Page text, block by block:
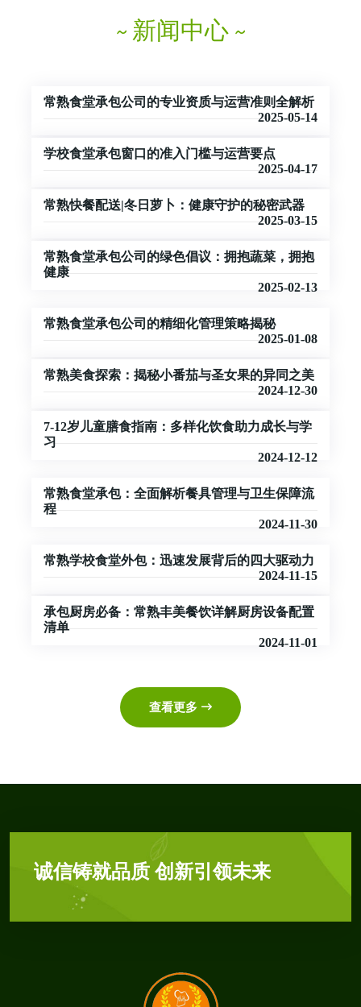
新闻中心
常熟食堂承包公司的专业资质与运营准则全解析
2025-05-14
学校食堂承包窗口的准入门槛与运营要点
2025-04-17
常熟快餐配送|冬日萝卜：健康守护的秘密武器
2025-03-15
常熟食堂承包公司的绿色倡议：拥抱蔬菜，拥抱
健康
2025-02-13
常熟食堂承包公司的精细化管理策略揭秘
2025-01-08
常熟美食探索：揭秘小番茄与圣女果的异同之美
2024-12-30
7-12岁儿童膳食指南：多样化饮食助力成长与学
习
2024-12-12
常熟食堂承包：全面解析餐具管理与卫生保障流
程
2024-11-30
常熟学校食堂外包：迅速发展背后的四大驱动力
2024-11-15
承包厨房必备：常熟丰美餐饮详解厨房设备配置
清单
2024-11-01
查看更多
诚信铸就品质 创新引领未来